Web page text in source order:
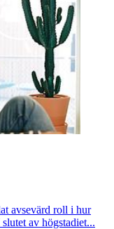
avsevärd roll i hur
av högstadiet...